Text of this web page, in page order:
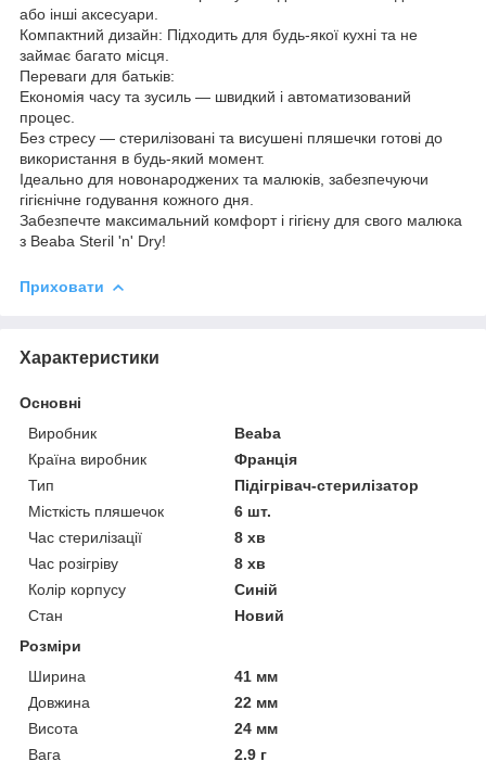
або інші аксесуари.
Компактний дизайн: Підходить для будь-якої кухні та не
займає багато місця.
Переваги для батьків:
Економія часу та зусиль — швидкий і автоматизований
процес.
Без стресу — стерилізовані та висушені пляшечки готові до
використання в будь-який момент.
Ідеально для новонароджених та малюків, забезпечуючи
гігієнічне годування кожного дня.
Забезпечте максимальний комфорт і гігієну для свого малюка
з Beaba Steril 'n' Dry!
Приховати
Характеристики
Основні
Виробник
Beaba
Країна виробник
Франція
Тип
Підігрівач-стерилізатор
Місткість пляшечок
6 шт.
Час стерилізації
8 хв
Час розігріву
8 хв
Колір корпусу
Синій
Стан
Новий
Розміри
Ширина
41 мм
Довжина
22 мм
Висота
24 мм
Вага
2.9 г